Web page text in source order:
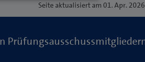
Seiteaktualisiert am 01. Apr. 2026